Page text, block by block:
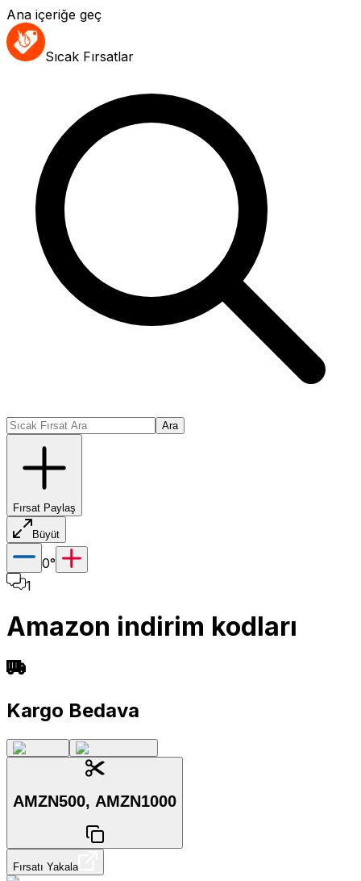
Ana içeriğe geç
Sıcak Fırsatlar
Ara
Fırsat Paylaş
Büyüt
0°
1
Amazon indirim kodları
Kargo Bedava
AMZN500, AMZN1000
Fırsatı Yakala